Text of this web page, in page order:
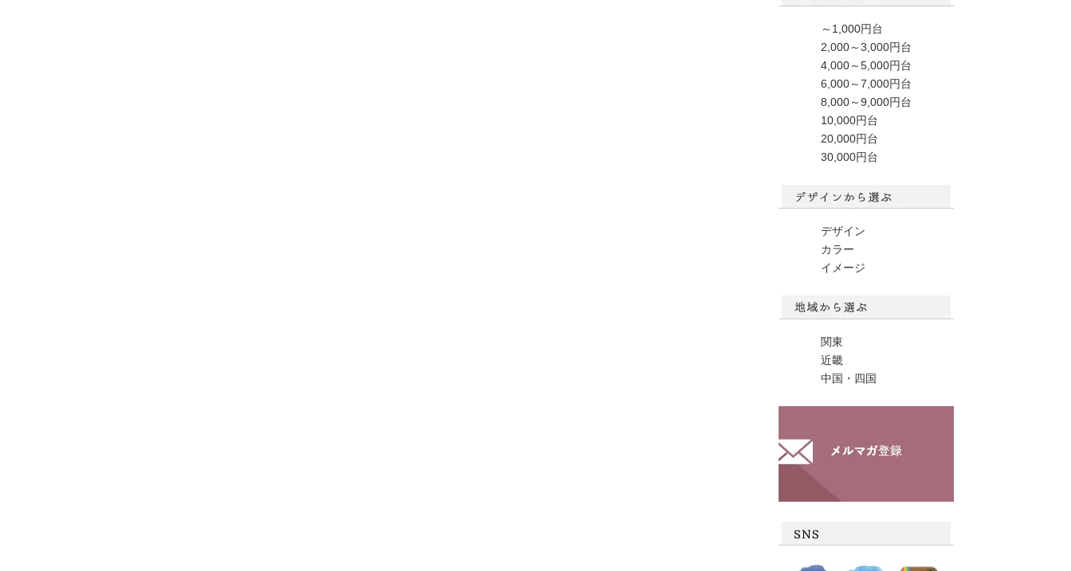
～1,000円台
2,000～3,000円台
4,000～5,000円台
6,000～7,000円台
8,000～9,000円台
10,000円台
20,000円台
30,000円台
デザイン
カラー
イメージ
関東
近畿
中国・四国